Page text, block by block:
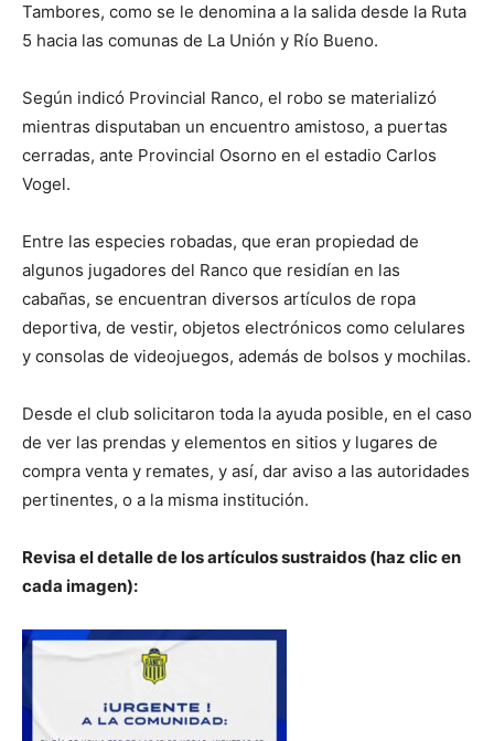
Tambores, como se le denomina a la salida desde la Ruta
5 hacia las comunas de La Unión y Río Bueno.
Según indicó Provincial Ranco, el robo se materializó
mientras disputaban un encuentro amistoso, a puertas
cerradas, ante Provincial Osorno en el estadio Carlos
Vogel.
Entre las especies robadas, que eran propiedad de
algunos jugadores del Ranco que residían en las
cabañas, se encuentran diversos artículos de ropa
deportiva, de vestir, objetos electrónicos como celulares
y consolas de videojuegos, además de bolsos y mochilas.
Desde el club solicitaron toda la ayuda posible, en el caso
de ver las prendas y elementos en sitios y lugares de
compra venta y remates, y así, dar aviso a las autoridades
pertinentes, o a la misma institución.
Revisa el detalle de los artículos sustraidos (haz clic en
cada imagen):